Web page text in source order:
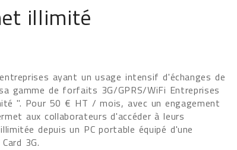
illimité
ayant un usage intensif d'échanges de
gamme de forfaits 3G/GPRS/WiFi Entreprises
". Pour 50 € HT / mois, avec un engagement
aux collaborateurs d'accéder à leurs
depuis un PC portable équipé d'une
3G.